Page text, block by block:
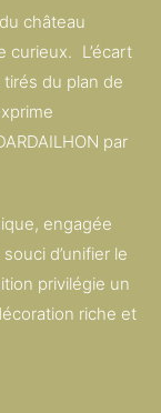
château
curieux. L’écart
tirés du plan de
par
engagée
d’unifier le
privilégie un
riche et